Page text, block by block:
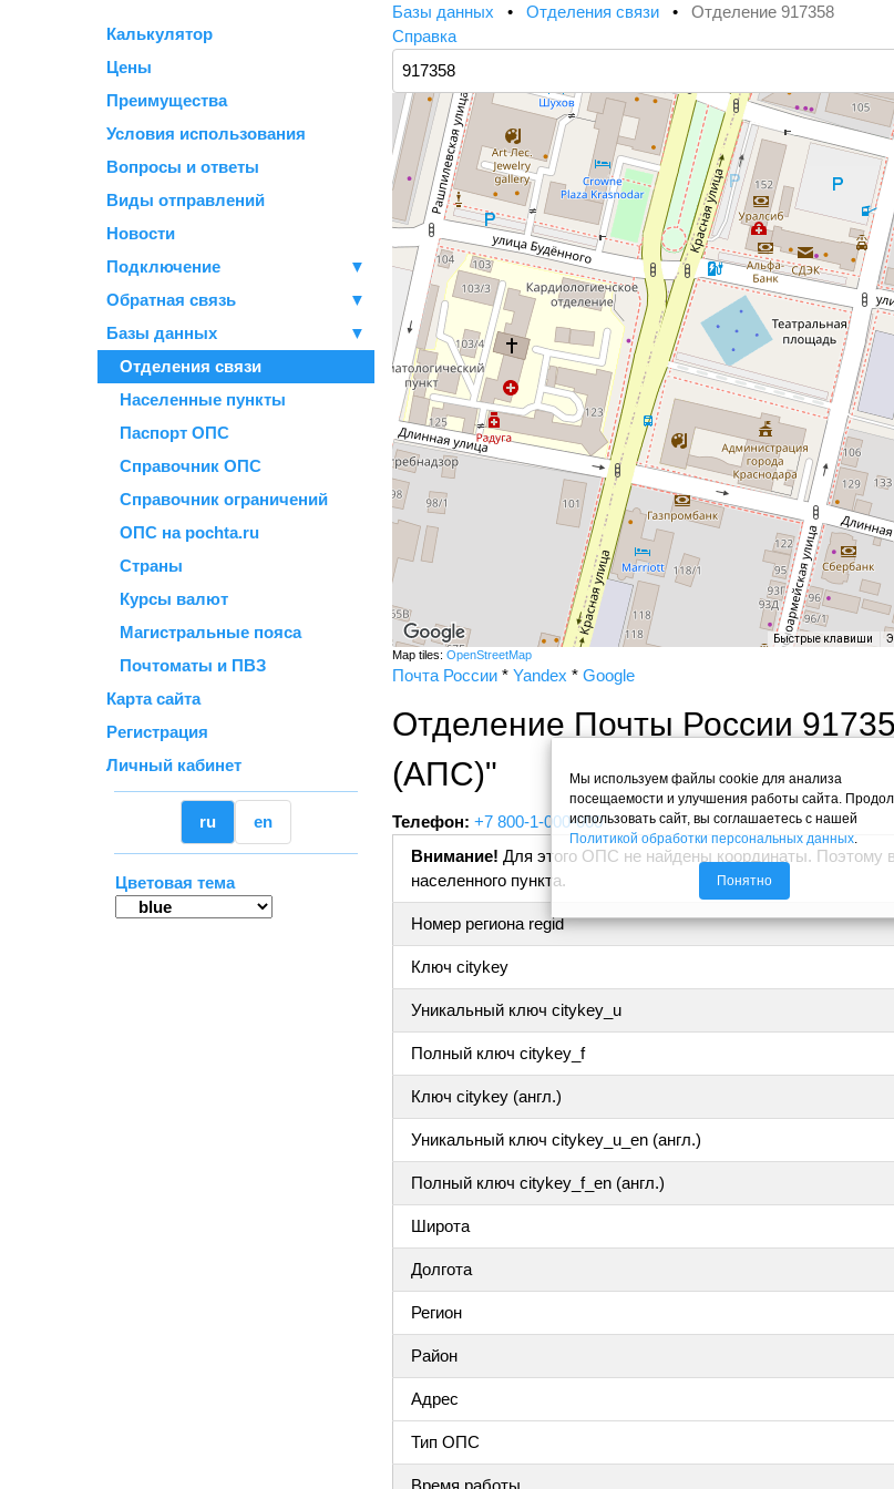
Калькулятор
Цены
Преимущества
Условия использования
Вопросы и ответы
Виды отправлений
Новости
Подключение
▼
Обратная связь
▼
Базы данных
▼
Отделения связи
Населенные пункты
Паспорт ОПС
Справочник ОПС
Справочник ограничений
ОПС на pochta.ru
Страны
Курсы валют
Магистральные пояса
Почтоматы и ПВЗ
Карта сайта
Регистрация
Личный кабинет
ru en
Цветовая тема
Базы данных • Отделения связи • Отделение 917358
Справка
Быстрые клавиши
Map tiles: OpenStreetMap
Почта России * Yandex * Google
Отделение Почты России
(АПС)"
Телефон: +7 800-1-000-000
Внимание! Для этого ОПС не найдены координаты. Поэтому
населенного пункта.
Номер региона regid
Ключ citykey
Уникальный ключ citykey_u
Полный ключ citykey_f
Ключ citykey (англ.)
Уникальный ключ citykey_u_en (англ.)
Полный ключ citykey_f_en (англ.)
Широта
Долгота
Регион
Район
Адрес
Тип ОПС
Мы используем файлы cookie для анализа
посещаемости и улучшения работы сайта.
использовать сайт, вы соглашаетесь с нашей
Политикой обработки персональных данных.
Понятно